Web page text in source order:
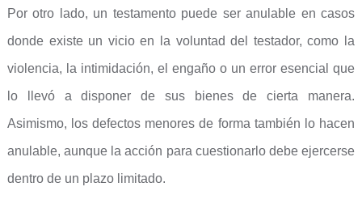
Por otro lado, un testamento puede ser anulable en casos
donde existe un vicio en la voluntad del testador, como la
violencia, la intimidación, el engaño o un error esencial que
lo llevó a disponer de sus bienes de cierta manera.
Asimismo, los defectos menores de forma también lo hacen
anulable, aunque la acción para cuestionarlo debe ejercerse
dentro de un plazo limitado.